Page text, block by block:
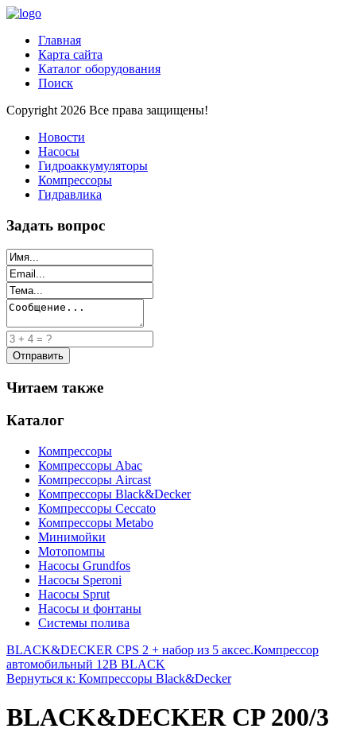
Главная
Карта сайта
Каталог оборудования
Поиск
Copyright 2026 Все права защищены!
Новости
Насосы
Гидроаккумуляторы
Компрессоры
Гидравлика
Задать вопрос
Читаем также
Каталог
Компрессоры
Компрессоры Abac
Компрессоры Aircast
Компрессоры Black&Decker
Компрессоры Ceccato
Компрессоры Metabo
Минимойки
Мотопомпы
Насосы Grundfos
Насосы Speroni
Насосы Sprut
Насосы и фонтаны
Системы полива
BLACK&DECKER CPS 2 + набор из 5 аксес.Компрессор
автомобильный 12В BLACK
Вернуться к: Компрессоры Black&Decker
BLACK&DECKER CP 200/3